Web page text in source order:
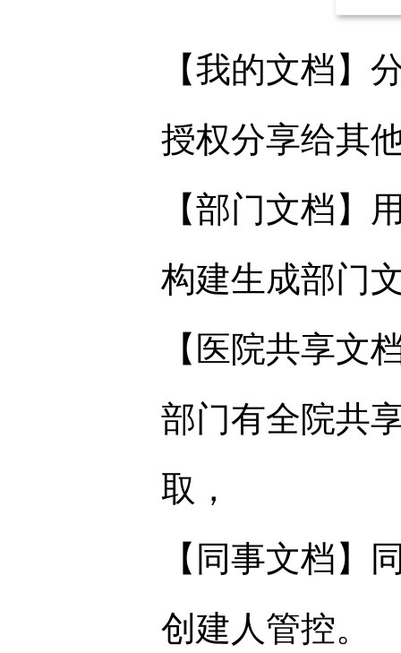
【我的文档】
授权分享给其
【部门文档】
构建生成部门
【医院共享文
部门有全院共
取，
【同事文档】
创建人管控。